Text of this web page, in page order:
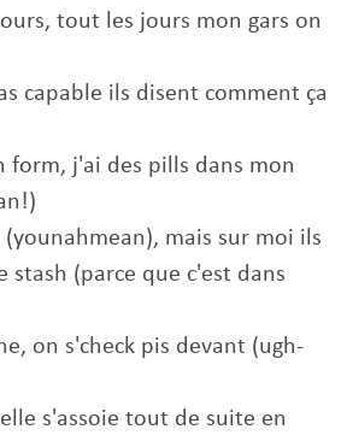
tout les jours mon gars on
capable ils disent comment ça
form, j'ai des pills dans mon
(younahmean), mais sur moi ils
stash (parce que c'est dans
on s'check pis devant (ugh-
s'assoie tout de suite en